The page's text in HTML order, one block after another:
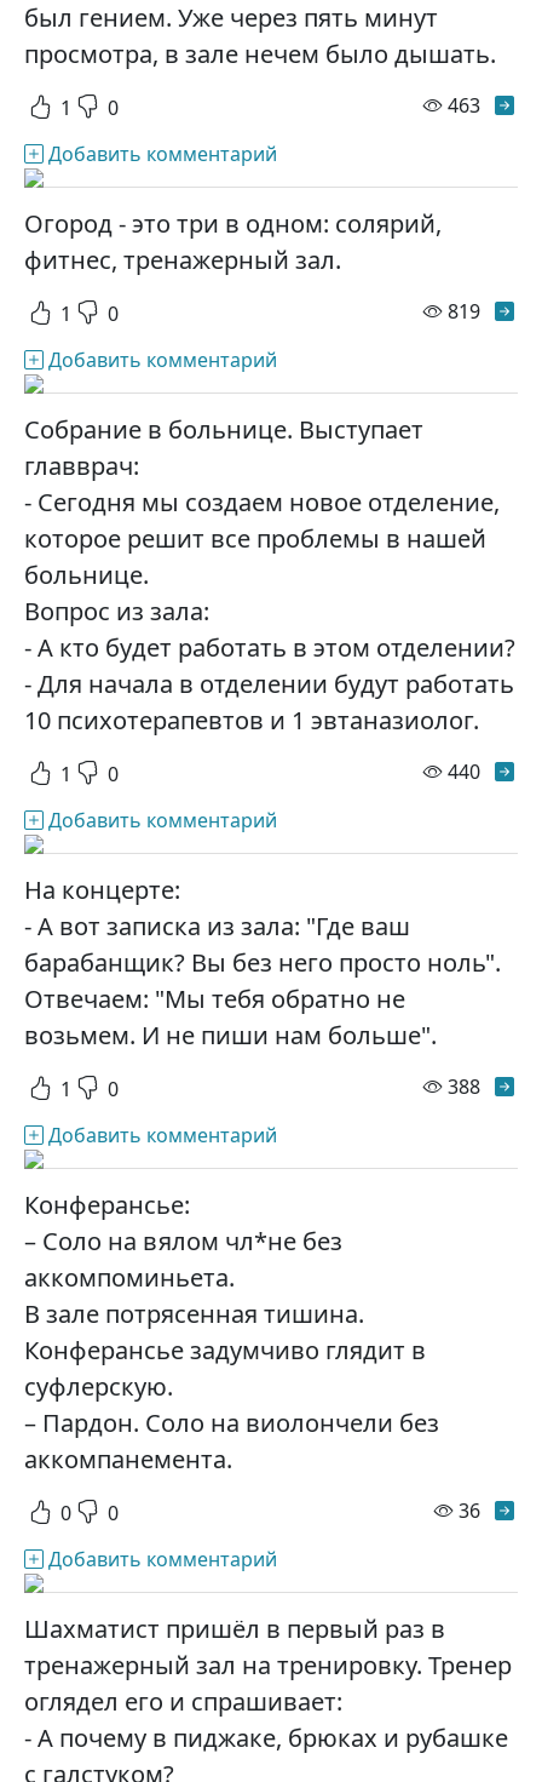
был гением. Уже через пять минут
просмотра, в зале нечем было дышать.
1 0 463
Добавить комментарий
Огород - это три в одном: солярий,
фитнес, тренажерный зал.
1 0 819
Добавить комментарий
Собрание в больнице. Выступает
главврач:
- Сегодня мы создаем новое отделение,
которое решит все проблемы в нашей
больнице.
Вопрос из зала:
- А кто будет работать в этом отделении?
- Для начала в отделении будут работать
10 психотерапевтов и 1 эвтаназиолог.
1 0 440
Добавить комментарий
На концерте:
- А вот записка из зала: "Где ваш
барабанщик? Вы без него просто ноль".
Отвечаем: "Мы тебя обратно не
возьмем. И не пиши нам больше".
1 0 388
Добавить комментарий
Конферансье:
– Соло на вялом чл*не без
аккомпоминьета.
В зале потрясенная тишина.
Конферансье задумчиво глядит в
суфлерскую.
– Пардон. Соло на виолончели без
аккомпанемента.
0 0 36
Добавить комментарий
Шахматист пришёл в первый раз в
тренажерный зал на тренировку. Тренер
оглядел его и спрашивает:
- А почему в пиджаке, брюках и рубашке
с галстуком?